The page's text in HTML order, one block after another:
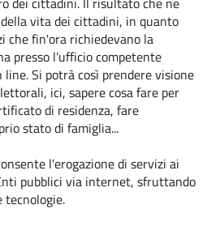
vita dei cittadini, in quanto
che fin'ora richiedevano la
presso l’ufficio competente
Si potrà così prendere visione
ici, sapere cosa fare per
di residenza, fare
stato di famiglia...
l'erogazione di servizi ai
pubblici via internet, sfruttando